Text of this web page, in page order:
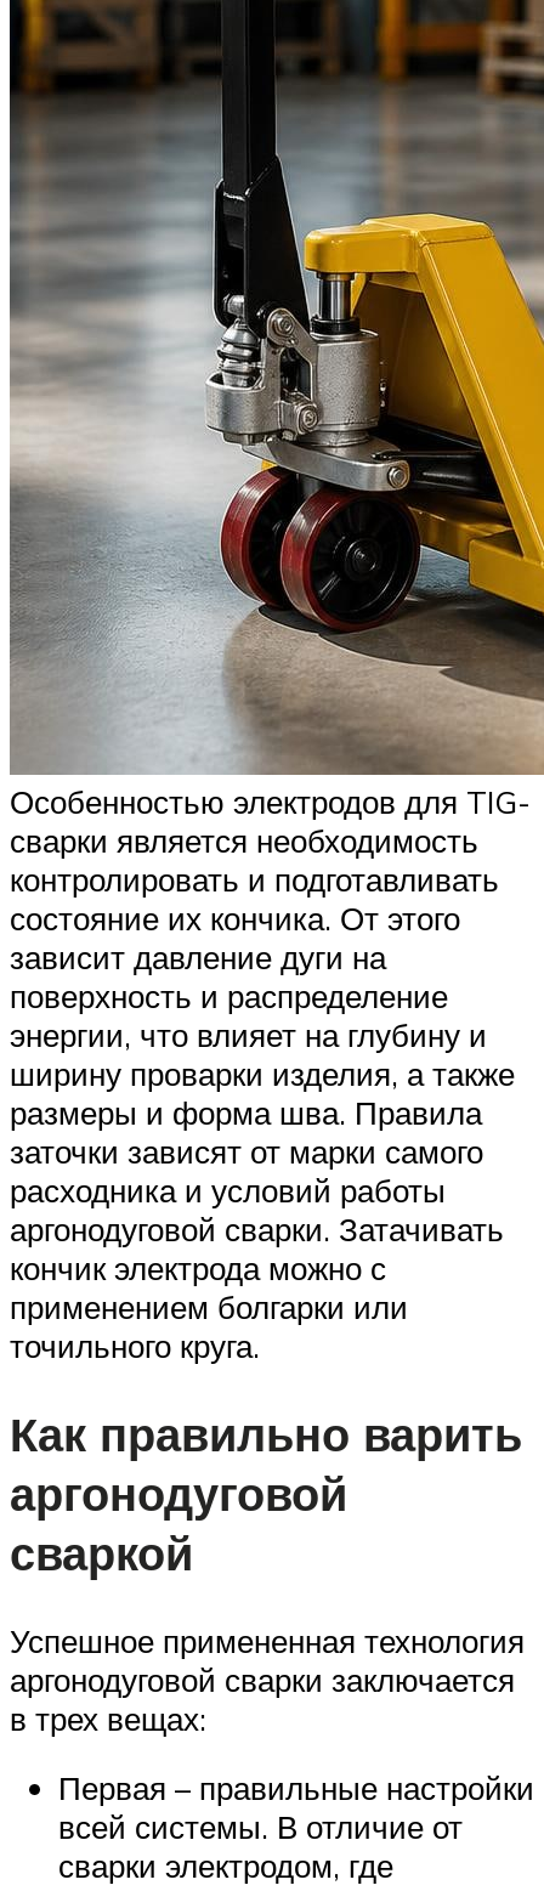
Особенностью электродов для TIG-
сварки является необходимость
контролировать и подготавливать
состояние их кончика. От этого
зависит давление дуги на
поверхность и распределение
энергии, что влияет на глубину и
ширину проварки изделия, а также
размеры и форма шва. Правила
заточки зависят от марки самого
расходника и условий работы
аргонодуговой сварки. Затачивать
кончик электрода можно с
применением болгарки или
точильного круга.
Как правильно варить
аргонодуговой
сваркой
Успешное примененная технология
аргонодуговой сварки заключается
в трех вещах:
Первая – правильные настройки
всей системы. В отличие от
сварки электродом, где